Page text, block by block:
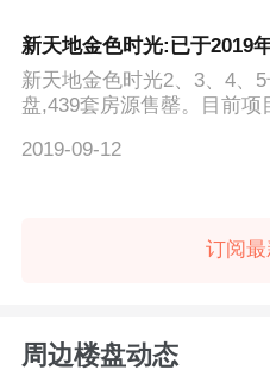
新天地金色时光:已于2019
新天地金色时光2、3、4、
盘,439套房源售罄。目前项
2019-09-12
订阅
周边楼盘动态